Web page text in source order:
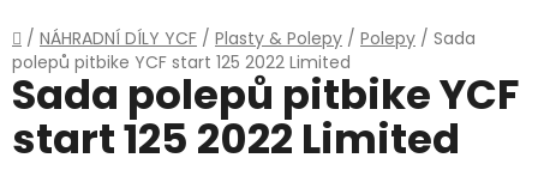
Domů
/ NÁHRADNÍ DÍLY YCF / Plasty & Polepy / Polepy / Sada
polepů pitbike YCF start 125 2022 Limited
Sada polepů pitbike YCF
start 125 2022 Limited